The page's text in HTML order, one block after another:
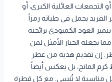
العائلية الكبرى، أو
الفريد يحمل في طياته رمزاً
العود الكمبودي برائحته
يجعله الخيار الأمثل لمن
إن تقديم هدية من عطر
المانح، بل يعكس أيضاً
كل مناسبة لا تُنسى. مع كل قطرة